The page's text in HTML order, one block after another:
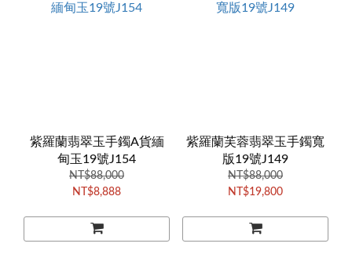
紫羅蘭翡翠玉手鐲A貨緬
甸玉19號J154
NT$88,000
NT$8,888
紫羅蘭芙蓉翡翠玉手鐲寬
版19號J149
NT$88,000
NT$19,800